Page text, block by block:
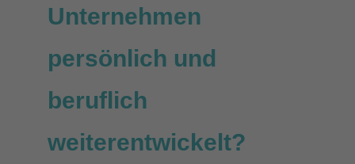
Unternehmen
persönlich und
beruflich
weiterentwickelt?